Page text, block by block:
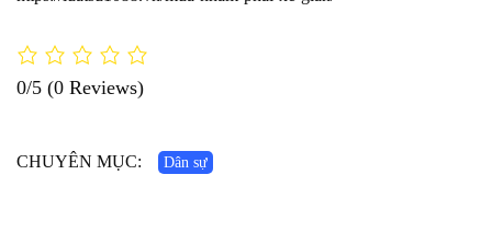
0/5 (0 Reviews)
CHUYÊN MỤC: Dân sự